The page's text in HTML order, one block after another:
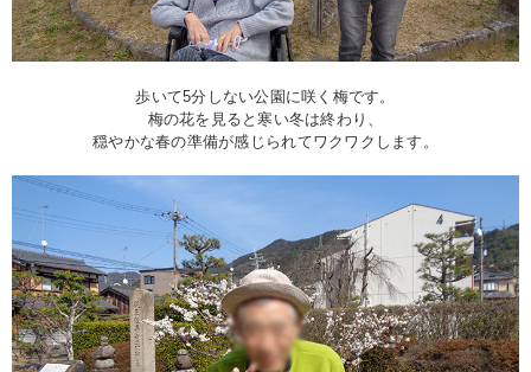
歩いて5分しない公園に咲く梅です。
梅の花を見ると寒い冬は終わり、
穏やかな春の準備が感じられてワクワクします。